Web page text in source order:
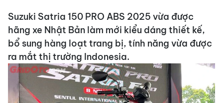
Suzuki Satria 150 PRO ABS 2025 vừa được
hãng xe Nhật Bản làm mới kiểu dáng thiết kế,
bổ sung hàng loạt trang bị, tính năng vừa được
ra mắt thị trường Indonesia.